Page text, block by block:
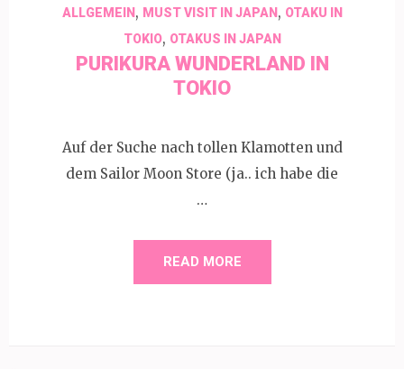
ALLGEMEIN, MUST VISIT IN JAPAN, OTAKU IN
TOKIO, OTAKUS IN JAPAN
PURIKURA WUNDERLAND IN
TOKIO
Auf der Suche nach tollen Klamotten und
dem Sailor Moon Store (ja.. ich habe die
…
READ MORE